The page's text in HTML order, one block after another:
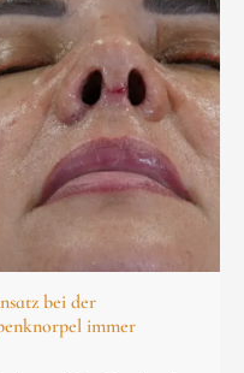
bei der
immer